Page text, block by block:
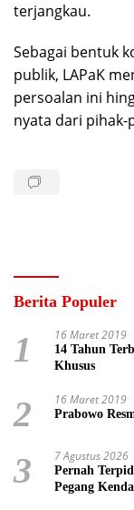
terjangkau.
Sebagai bentuk
publik, LAPaK
persoalan ini
nyata dari pihak-
Berita Populer
1 16 Maret 2019
14 Tahun
Khusus
2 16 Maret 2019
Prabowo
3 7 Agustus 2026
Pernah
Pegang